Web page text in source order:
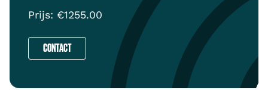
Prijs: €1255.00
CONTACT